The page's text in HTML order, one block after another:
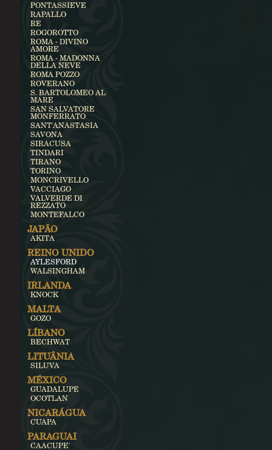
PONTASSIEVE
RAPALLO
RE
ROGOROTTO
ROMA - DIVINO
AMORE
ROMA - MADONNA
DELLA NEVE
ROMA POZZO
ROVERANO
S. BARTOLOMEO AL
MARE
SAN SALVATORE
MONFERRATO
SANT'ANASTASIA
SAVONA
SIRACUSA
TINDARI
TIRANO
TORINO
MONCRIVELLO
VACCIAGO
VALVERDE DI
REZZATO
MONTEFALCO
JAPÃO
AKITA
REINO UNIDO
AYLESFORD
WALSINGHAM
IRLANDA
KNOCK
MALTA
GOZO
LÍBANO
BECHWAT
LITUÂNIA
SILUVA
MÉXICO
GUADALUPE
OCOTLAN
NICARÁGUA
CUAPA
PARAGUAI
CAACUPE'